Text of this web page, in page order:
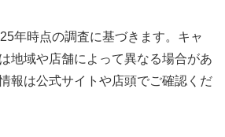
年時点の調査に基づきます。キャ
地域や店舗によって異なる場合があ
報は公式サイトや店頭でご確認くだ